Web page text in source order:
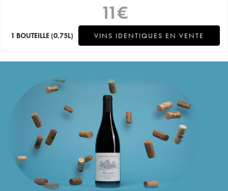
11€
1 BOUTEILLE (0.75L) VINS IDENTIQUES EN VENTE